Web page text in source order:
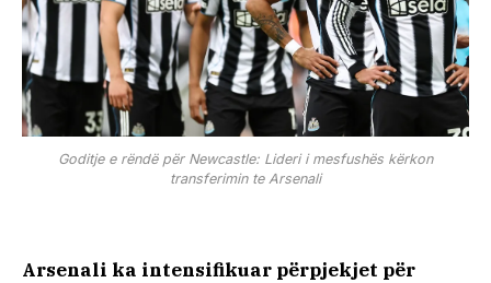
Goditje e rëndë për Newcastle: Lideri i mesfushës kërkon
transferimin te Arsenali
Arsenali ka intensifikuar përpjekjet për